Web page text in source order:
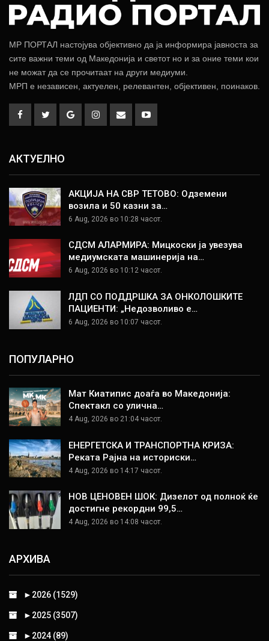
МР ПОРТАЛ настојува објективно да ја информира јавноста за
сите важни теми од Македонија и светот но и за оние теми кои
не можат да се прочитаат на други медиуми.
МРП е независен, актуелен, релевантен, објективен, поинаков.
АКТУЕЛНО
АКЦИЈА НА СВР ТЕТОВО: Одземени
возила и 50 казни за…
6 Aug, 2026 во 10:28 часот.
СДСМ АЛАРМИРА: Мицкоски ја увезува
медиумската машинерија на…
6 Aug, 2026 во 10:12 часот.
ЛДП СО ПОДДРШКА ЗА ОНКОЛОШКИТЕ
ПАЦИЕНТИ: „Недозволиво е…
6 Aug, 2026 во 10:07 часот.
ПОПУЛАРНО
Мат Киатипис доаѓа во Македонија:
Спектакл со улична…
4 Aug, 2026 во 21:04 часот.
ЕНЕРГЕТСКА И ТРАНСПОРТНА КРИЗА:
Реката Рајна на историски…
4 Aug, 2026 во 14:17 часот.
НОВ ЦЕНОВЕН ШОК: Дизелот од полноќ ќе
достигне рекордни 99,5…
4 Aug, 2026 во 14:08 часот.
АРХИВА
► 2026 (1529)
► 2025 (3507)
► 2024 (89)